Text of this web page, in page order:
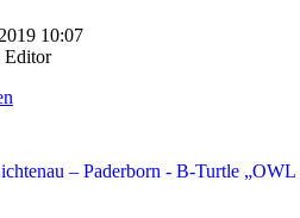
10:07
Editor